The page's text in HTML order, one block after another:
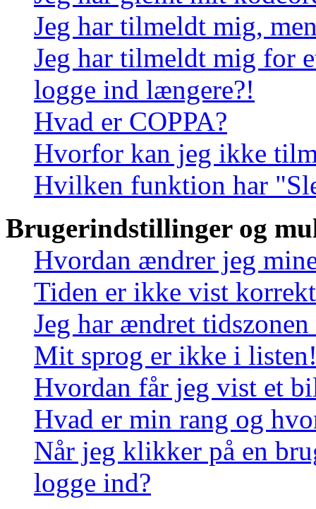
Jeg har tilmeldt mig,
Jeg har tilmeldt mig for
logge ind længere?!
Hvad er COPPA?
Hvorfor kan jeg ikke
Hvilken funktion har
Brugerindstillinger og
Hvordan ændrer jeg
Tiden er ikke vist
Jeg har ændret
Mit sprog er ikke i
Hvordan får jeg vist et
Hvad er min rang og
Når jeg klikker på en
logge ind?